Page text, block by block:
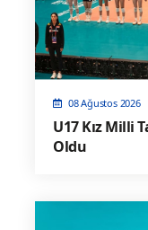
08 Ağustos 2026
U17 Kız Milli
Oldu